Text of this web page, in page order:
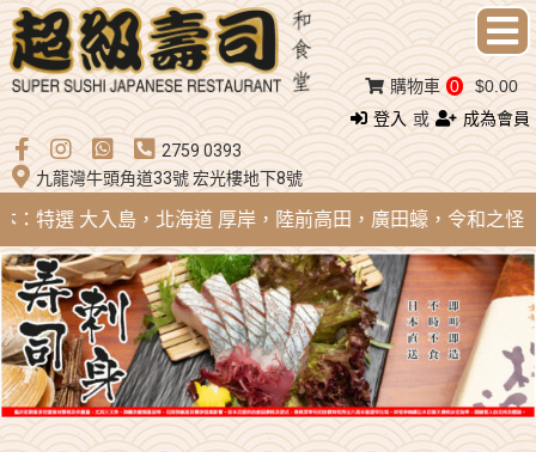
登入 或
成為會員
2759 0393
九龍灣牛頭角道33號 宏光樓地下8號
購物車 0 $0.00
特選 大入島，北海道 厚岸，陸前高田，廣田蠔，令和之